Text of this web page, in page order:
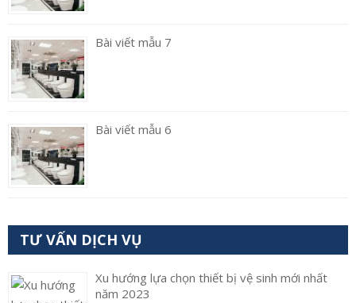
Bài viết mẫu 7
Bài viết mẫu 6
TƯ VẤN DỊCH VỤ
Xu hướng lựa chọn thiết bị vệ sinh mới nhất
năm 2023